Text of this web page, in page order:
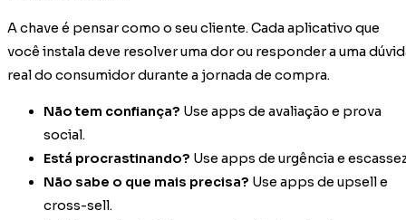
A chave é pensar como o seu cliente. Cada aplicativo que
você instala deve resolver uma dor ou responder a uma
real do consumidor durante a jornada de compra.
Não tem confiança? Use apps de avaliação e prova
social.
Está procrastinando? Use apps de urgência e
Não sabe o que mais precisa? Use apps de upsell e
cross-sell.